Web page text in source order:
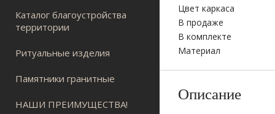
Каталог благоустройства
территории
Ритуальные изделия
Памятники гранитные
НАШИ ПРЕИМУЩЕСТВА!
Цвет каркаса
В продаже
В комплекте
Материал
Описание